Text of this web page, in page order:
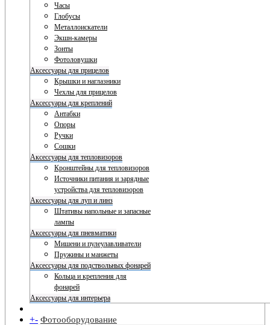
Часы
Глобусы
Металлоискатели
Экшн-камеры
Зонты
Фотоловушки
Аксессуары для прицелов
Крышки и наглазники
Чехлы для прицелов
Аксессуары для креплений
Антабки
Опоры
Ручки
Сошки
Аксессуары для тепловизоров
Кронштейны для тепловизоров
Источники питания и зарядные
устройства для тепловизоров
Аксессуары для луп и линз
Штативы напольные и запасные
лампы
Аксессуары для пневматики
Мишени и пулеулавливатели
Пружины и манжеты
Аксессуары для подствольных фонарей
Кольца и крепления для
фонарей
Аксессуары для интерьера
+- Фотооборудование